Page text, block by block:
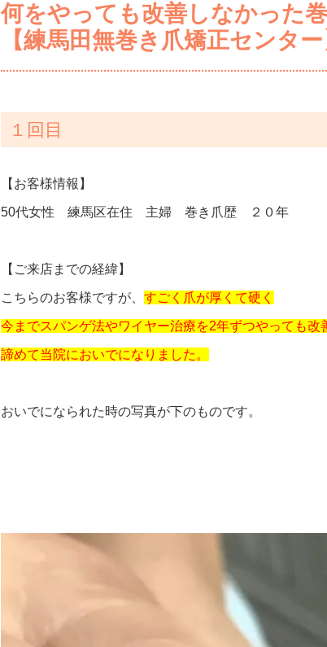
何をやっても改善しなかった
【練馬田無巻き爪矯正センタ
１回目
【お客様情報】
50代女性 練馬区在住 主婦 巻き爪歴 ２０年
【ご来店までの経緯】
こちらのお客様ですが、 すごく爪が厚くて硬く
今までスパンゲ法やワイヤー治療を2年ずつやっても改
諦めて当院においでになりました。
おいでになられた時の写真が下のものです。